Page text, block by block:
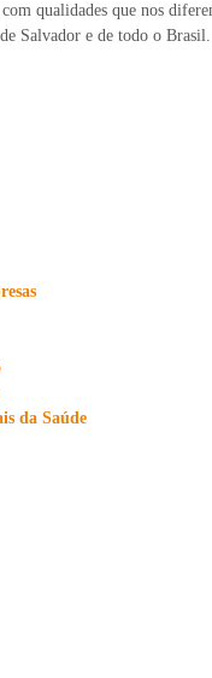
qualidades que nos
Salvador e de todo o Brasil.
da Saúde